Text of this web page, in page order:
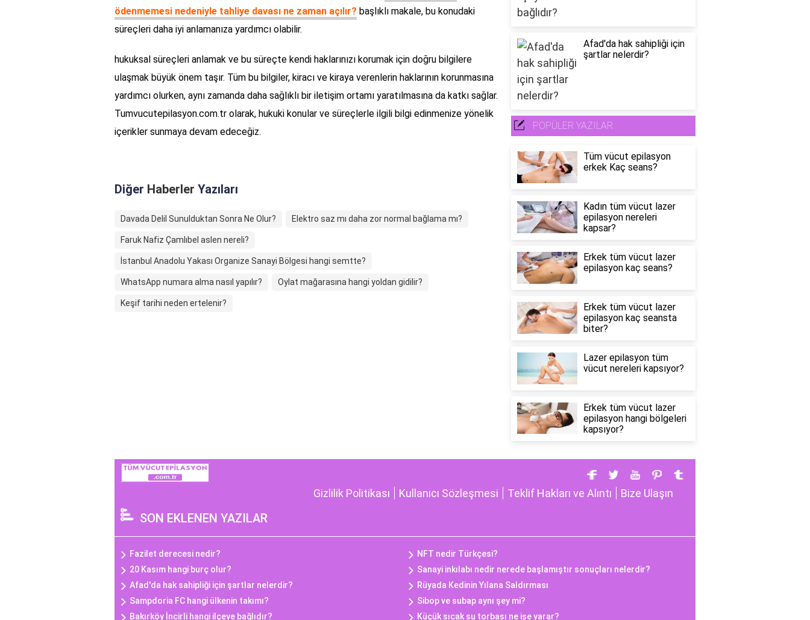
ödenmemesi nedeniyle tahliye davası ne zaman açılır? başlıklı makale, bu konudaki
süreçleri daha iyi anlamanıza yardımcı olabilir.
hukuksal süreçleri anlamak ve bu süreçte kendi haklarınızı korumak için doğru bilgilere
ulaşmak büyük önem taşır. Tüm bu bilgiler, kiracı ve kiraya verenlerin haklarının korunmasına
yardımcı olurken, aynı zamanda daha sağlıklı bir iletişim ortamı yaratılmasına da katkı sağlar.
Tumvucutepilasyon.com.tr olarak, hukuki konular ve süreçlerle ilgili bilgi edinmenize yönelik
içerikler sunmaya devam edeceğiz.
Diğer Haberler Yazıları
Davada Delil Sunulduktan Sonra Ne Olur? Elektro saz mı daha zor normal bağlama mı?
Faruk Nafiz Çamlıbel aslen nereli?
İstanbul Anadolu Yakası Organize Sanayi Bölgesi hangi semtte?
WhatsApp numara alma nasıl yapılır? Oylat mağarasına hangi yoldan gidilir?
Keşif tarihi neden ertelenir?
Afad'da hak sahipliği için
şartlar nelerdir?
POPÜLER YAZILAR
Tüm vücut epilasyon
erkek Kaç seans?
Kadın tüm vücut lazer
epilasyon nereleri
kapsar?
Erkek tüm vücut lazer
epilasyon kaç seans?
Erkek tüm vücut lazer
epilasyon kaç seansta
biter?
Lazer epilasyon tüm
vücut nereleri kapsıyor?
Erkek tüm vücut lazer
epilasyon hangi bölgeleri
kapsıyor?
Gizlilik Politikası Kullanıcı Sözleşmesi Teklif Hakları ve Alıntı Bize Ulaşın
SON EKLENEN YAZILAR
Fazilet derecesi nedir?
NFT nedir Türkçesi?
20 Kasım hangi burç olur?
Sanayi inkılabı nedir nerede başlamıştır sonuçları nelerdir?
Afad'da hak sahipliği için şartlar nelerdir?
Rüyada Kedinin Yılana Saldırması
Sampdoria FC hangi ülkenin takımı?
Sibop ve subap aynı şey mi?
Bakırköy İncirli hangi ilçeye bağlıdır?
Küçük sıcak su torbası ne işe yarar?